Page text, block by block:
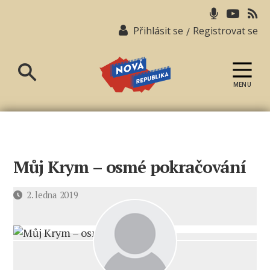
Přihlásit se / Registrovat se
republika
MENU
Můj Krym – osmé pokračování
Datum2. ledna 2019